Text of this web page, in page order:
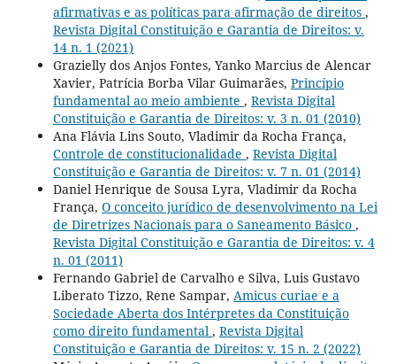
afirmativas e as políticas para afirmação de direitos ,
Revista Digital Constituição e Garantia de Direitos: v.
14 n. 1 (2021)
Grazielly dos Anjos Fontes, Yanko Marcius de Alencar
Xavier, Patrícia Borba Vilar Guimarães, Princípio
fundamental ao meio ambiente , Revista Digital
Constituição e Garantia de Direitos: v. 3 n. 01 (2010)
Ana Flávia Lins Souto, Vladimir da Rocha França,
Controle de constitucionalidade , Revista Digital
Constituição e Garantia de Direitos: v. 7 n. 01 (2014)
Daniel Henrique de Sousa Lyra, Vladimir da Rocha
França, O conceito jurídico de desenvolvimento na Lei
de Diretrizes Nacionais para o Saneamento Básico ,
Revista Digital Constituição e Garantia de Direitos: v. 4
n. 01 (2011)
Fernando Gabriel de Carvalho e Silva, Luis Gustavo
Liberato Tizzo, Rene Sampar, Amicus curiae e a
Sociedade Aberta dos Intérpretes da Constituição
como direito fundamental , Revista Digital
Constituição e Garantia de Direitos: v. 15 n. 2 (2022)